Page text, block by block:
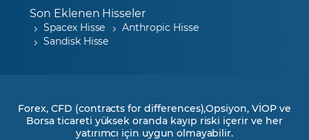
Son Eklenen Hisseler
Spacex Hisse
Anthropic Hisse
Sandisk Hisse
Forex, CFD (contracts for differences),Opsiyon, VİOP ve
Borsa ticareti yüksek oranda kayıp riski içerir ve her
yatırımcı için uygun olmayabilir.